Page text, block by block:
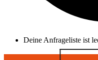
Deine Anfrageliste ist